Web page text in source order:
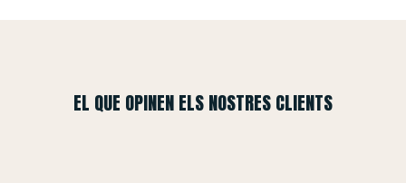
EL QUE OPINEN ELS NOSTRES CLIENTS